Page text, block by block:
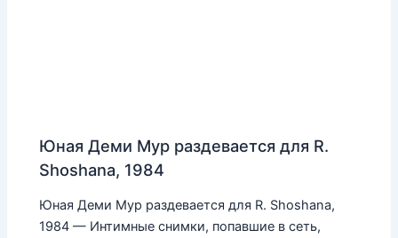
Юная Деми Мур раздевается для R.
Shoshana, 1984
Юная Деми Мур раздевается для R. Shoshana,
1984 — Интимные снимки, попавшие в сеть,